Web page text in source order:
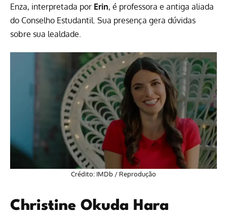
Enza, interpretada por Erin, é professora e antiga aliada
do Conselho Estudantil. Sua presença gera dúvidas
sobre sua lealdade.
Crédito: IMDb / Reprodução
Christine Okuda Hara